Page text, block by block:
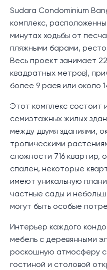
Sudara Condominium
комплекс,
минутах ходьбы от
пляжными барами,
Весь проект занимает
квадратных метров),
более 9 раев или около
Этот комплекс состоит
семиэтажных жилых
между двумя зданиями,
тропическими
сложности 716 квартир,
спален, некоторые
имеют уникальную
частные сады и
могут быть особые
Интерьер каждого
мебель с деревянными
роскошную атмосферу
гостиной и столовой